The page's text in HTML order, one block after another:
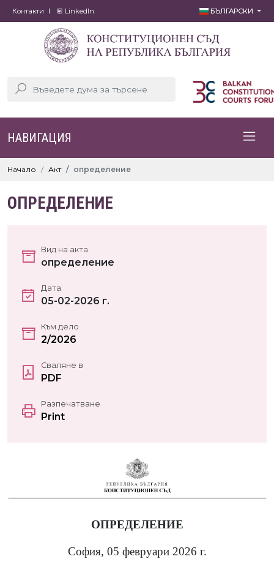
Контакти LinkedIn БЪЛГАРСКИ
НАВИГАЦИЯ
Начало Акт определение
ОПРЕДЕЛЕНИЕ
Вид на акта
определение
Дата
05-02-2026 г.
Към дело
2/2026
Сваляне в
PDF
Разпечатване
Print
ОПРЕДЕЛЕНИЕ
София, 05 февруари 2026 г.